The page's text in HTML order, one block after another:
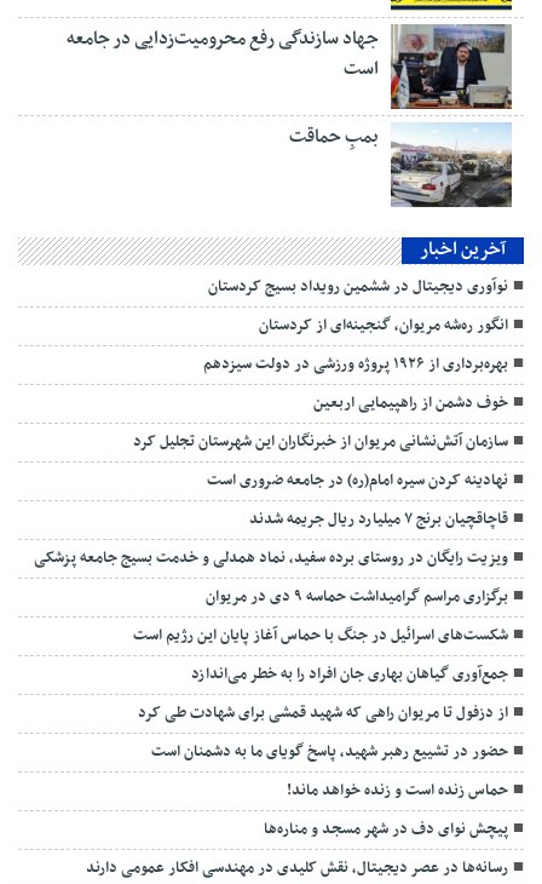
جهاد سازندگی رفع محرومیت‌زدایی در جامعه
است
بمبِ حماقت
آخرین اخبار
نوآوری دیجیتال در ششمین رویداد بسیج کردستان
انگور ره‌شه مریوان، گنجینه‌ای از کردستان
بهره‌برداری از ۱۹۲۶ پروژه ورزشی در دولت سیزدهم
خوف دشمن از راهپیمایی اربعین
سازمان آتش‌نشانی مریوان از خبرنگاران این شهرستان تجلیل کرد
نهادینه کردن سیره امام(ره) در جامعه ضروری است
قاچاقچیان برنج ۷ میلیارد ریال جریمه شدند
ویزیت رایگان در روستای برده سفید، نماد همدلی و خدمت بسیج جامعه پزشکی
برگزاری مراسم گرامیداشت حماسه ۹ دی در مریوان
شکست‌های اسرائیل در جنگ با حماس آغاز پایان این رژیم است
جمع‌آوری گیاهان بهاری جان افراد را به خطر می‌اندازد
از دزفول تا مریوان راهی که شهید قمشی برای شهادت طی کرد
حضور در تشییع رهبر شهید، پاسخ گویای ما به دشمنان است
حماس زنده است و زنده خواهد ماند!
پیچش نوای دف در شهر مسجد و مناره‌ها
رسانه‌ها در عصر دیجیتال، نقش کلیدی در مهندسی افکار عمومی دارند